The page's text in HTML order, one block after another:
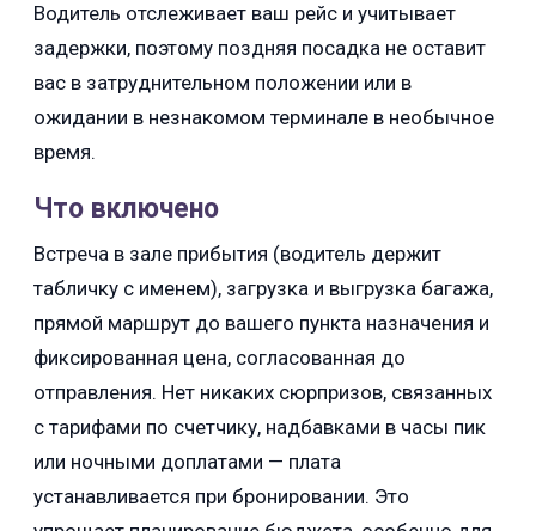
Водитель отслеживает ваш рейс и учитывает
задержки, поэтому поздняя посадка не оставит
вас в затруднительном положении или в
ожидании в незнакомом терминале в необычное
время.
Что включено
Встреча в зале прибытия (водитель держит
табличку с именем), загрузка и выгрузка багажа,
прямой маршрут до вашего пункта назначения и
фиксированная цена, согласованная до
отправления. Нет никаких сюрпризов, связанных
с тарифами по счетчику, надбавками в часы пик
или ночными доплатами — плата
устанавливается при бронировании. Это